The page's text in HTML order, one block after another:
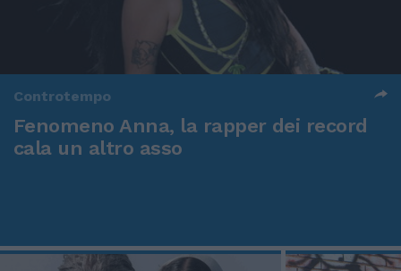
Controtempo
Fenomeno Anna, la rapper dei record
cala un altro asso